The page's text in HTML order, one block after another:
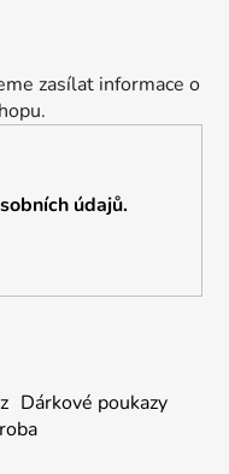
zasílat informace o
údajů.
Dárkové poukazy